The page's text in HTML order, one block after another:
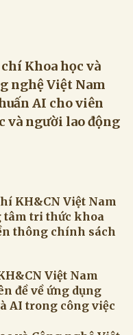
Khoa học và
nghệ Việt Nam
AI cho viên
và người lao động
KH&CN Việt Nam
tri thức khoa
thông chính sách
Việt Nam
đề về ứng dụng
AI trong công việc